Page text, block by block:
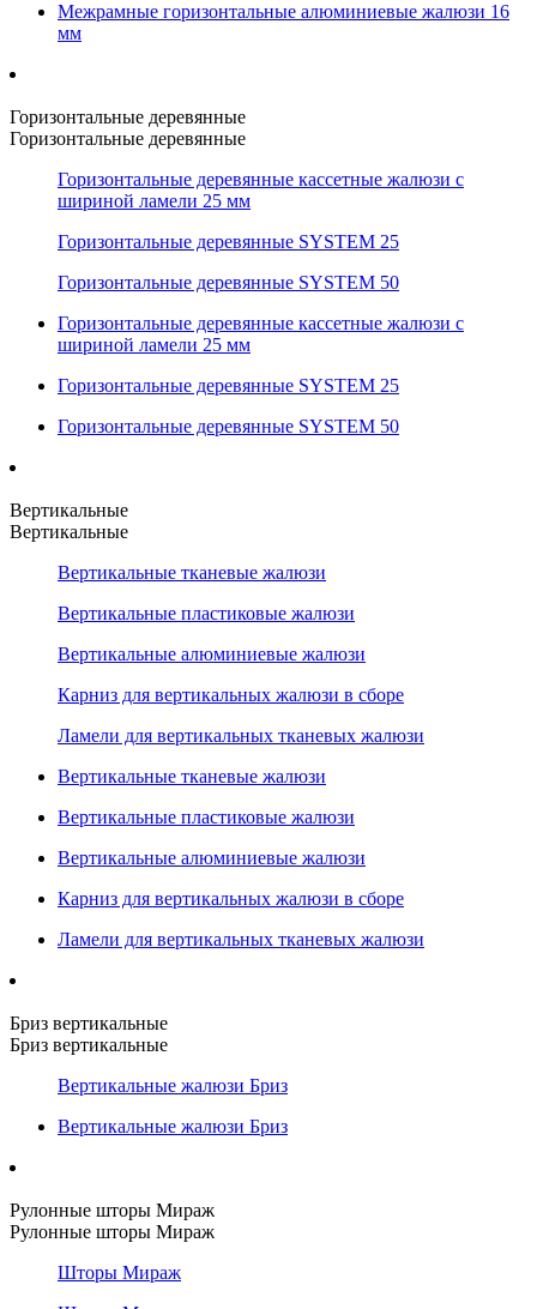
Межрамные горизонтальные алюминиевые жалюзи 16
мм
Горизонтальные деревянные
Горизонтальные деревянные
Горизонтальные деревянные кассетные жалюзи с
шириной ламели 25 мм
Горизонтальные деревянные SYSTEM 25
Горизонтальные деревянные SYSTEM 50
Горизонтальные деревянные кассетные жалюзи с
шириной ламели 25 мм
Горизонтальные деревянные SYSTEM 25
Горизонтальные деревянные SYSTEM 50
Вертикальные
Вертикальные
Вертикальные тканевые жалюзи
Вертикальные пластиковые жалюзи
Вертикальные алюминиевые жалюзи
Карниз для вертикальных жалюзи в сборе
Ламели для вертикальных тканевых жалюзи
Вертикальные тканевые жалюзи
Вертикальные пластиковые жалюзи
Вертикальные алюминиевые жалюзи
Карниз для вертикальных жалюзи в сборе
Ламели для вертикальных тканевых жалюзи
Бриз вертикальные
Бриз вертикальные
Вертикальные жалюзи Бриз
Вертикальные жалюзи Бриз
Рулонные шторы Мираж
Рулонные шторы Мираж
Шторы Мираж